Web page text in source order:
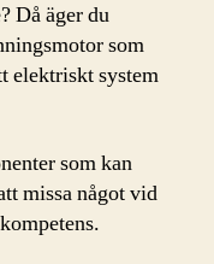
Då äger du
som
elektriskt system
som kan
missa något vid